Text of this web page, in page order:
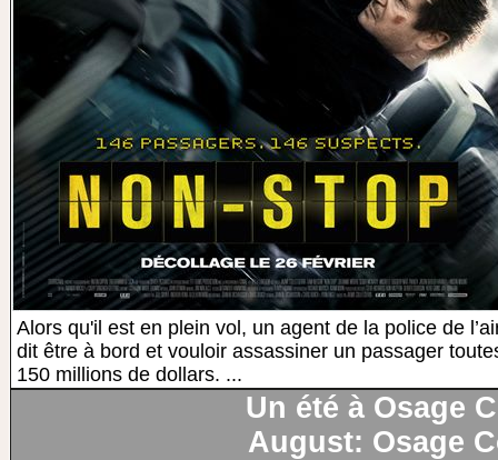
Alors qu'il est en plein vol, un agent de la police de
dit être à bord et vouloir assassiner un passager
150 millions de dollars. ...
Un été à Osage
August: Osage